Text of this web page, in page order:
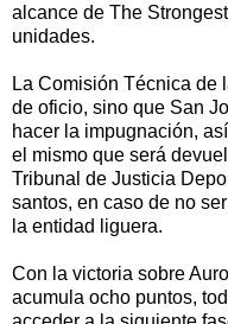
alcance de The
unidades.
La Comisión Técnica de
de oficio, sino que San
hacer la impugnación,
el mismo que será
Tribunal de Justicia
santos, en caso de no
la entidad liguera.
Con la victoria sobre
acumula ocho puntos,